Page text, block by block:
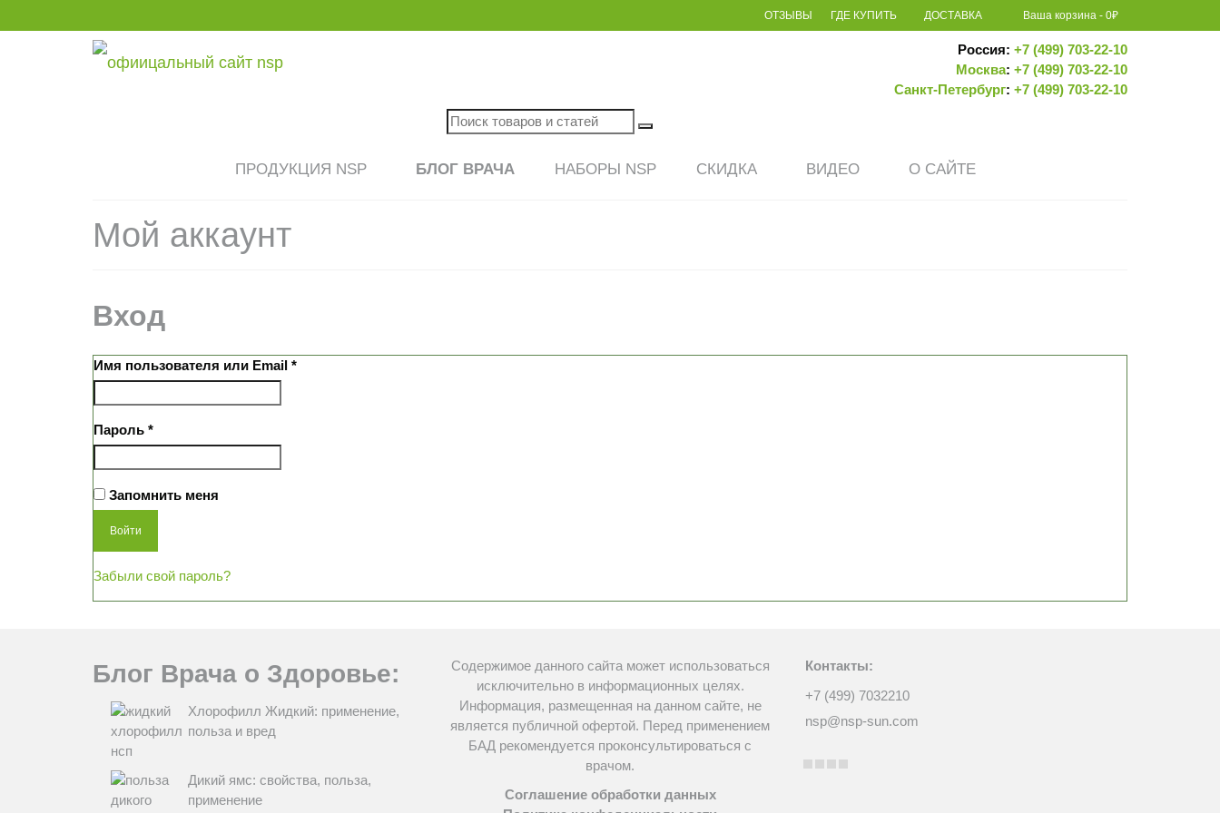
ОТЗЫВЫ ГДЕ КУПИТЬ ДОСТАВКА Ваша корзина - 0₽
Россия: +7 (499) 703-22-10
Москва: +7 (499) 703-22-10
Санкт-Петербург: +7 (499) 703-22-10
Поиск
товаров
статей
ПРОДУКЦИЯ NSP БЛОГ ВРАЧА НАБОРЫ NSP СКИДКА ВИДЕО О САЙТЕ
Мой аккаунт
Вход
Имя пользователя или Email *Обязательно
Пароль *Обязательно
Запомнить меня
Войти
Забыли свой пароль?
Блог Врача о Здоровье:
Хлорофилл Жидкий: применение,
польза и вред
Дикий ямс: свойства, польза,
применение
Содержимое данного сайта может использоваться
исключительно в информационных целях.
Информация, размещенная на данном сайте, не
является публичной офертой. Перед применением
БАД рекомендуется проконсультироваться с
врачом.
Соглашение обработки данных
Контакты:
+7 (499) 7032210
nsp@nsp-sun.com